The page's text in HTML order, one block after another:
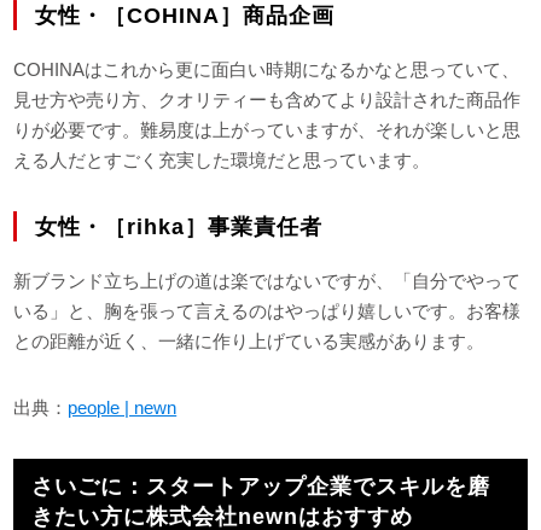
女性・［COHINA］商品企画
COHINAはこれから更に面白い時期になるかなと思っていて、
見せ方や売り方、クオリティーも含めてより設計された商品作
りが必要です。難易度は上がっていますが、それが楽しいと思
える人だとすごく充実した環境だと思っています。
女性・［rihka］事業責任者
新ブランド立ち上げの道は楽ではないですが、「自分でやって
いる」と、胸を張って言えるのはやっぱり嬉しいです。お客様
との距離が近く、一緒に作り上げている実感があります。
出典： people | newn
さいごに：スタートアップ企業でスキルを磨
きたい方に株式会社newnはおすすめ